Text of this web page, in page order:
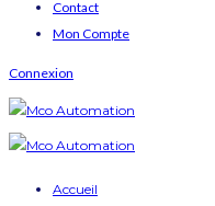
Contact
Mon Compte
Connexion
Accueil